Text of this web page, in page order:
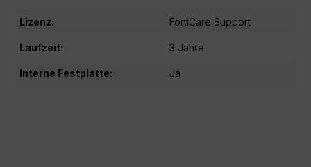
Lizenz: FortiCare Support
Laufzeit: 3 Jahre
Interne Festplatte: Ja